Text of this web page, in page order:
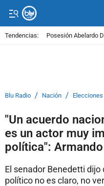
Tendencias: Posesión Abelardo
Blu Radio / Nación /
"Un acuerdo
es un actor muy
política":
El senador Benedetti
político no es claro, no